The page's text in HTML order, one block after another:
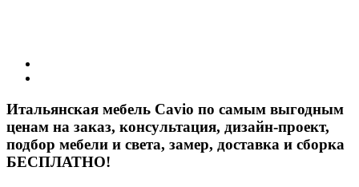
Итальянская мебель Cavio по самым выгодным
ценам на заказ, консультация, дизайн-проект,
подбор мебели и света, замер, доставка и сборка
БЕСПЛАТНО!